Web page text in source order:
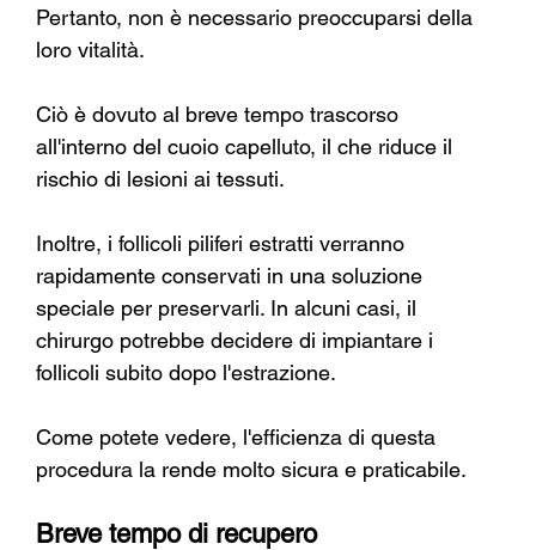
Pertanto, non è necessario preoccuparsi della
loro vitalità.
Ciò è dovuto al breve tempo trascorso
all'interno del cuoio capelluto, il che riduce il
rischio di lesioni ai tessuti.
Inoltre, i follicoli piliferi estratti verranno
rapidamente conservati in una soluzione
speciale per preservarli. In alcuni casi, il
chirurgo potrebbe decidere di impiantare i
follicoli subito dopo l'estrazione.
Come potete vedere, l'efficienza di questa
procedura la rende molto sicura e praticabile.
Breve tempo di recupero